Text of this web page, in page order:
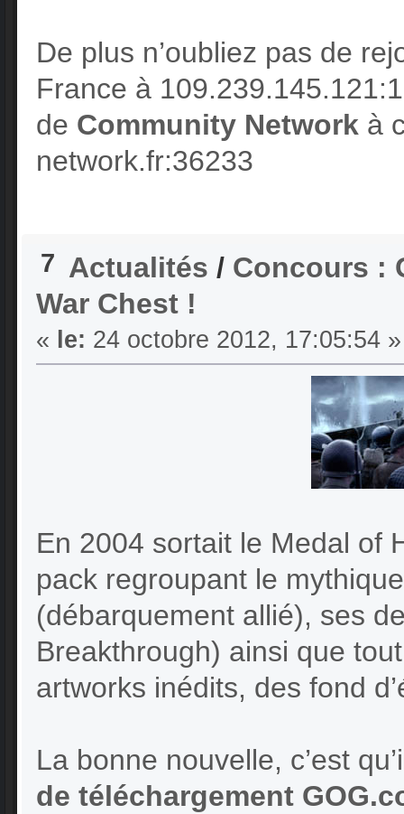
De plus n’oubliez pas de
France à
de Community Network à
network.fr:36233
7 Actualités / Concours :
War Chest !
« le: 24 octobre 2012, 17:05:54 »
En 2004 sortait le Medal of
pack regroupant le
(débarquement allié), ses
Breakthrough) ainsi que
artworks inédits, des fond
La bonne nouvelle, c’est
de téléchargement